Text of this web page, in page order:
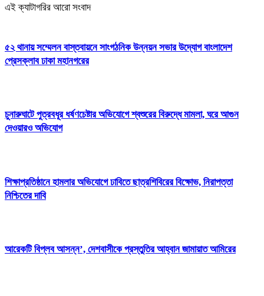
এই ক্যাটাগরির আরো সংবাদ
৫২ থানায় সম্মেলন বাস্তবায়নে সাংগঠনিক উন্নয়ন সভার উদ্যোগ বাংলাদেশ
প্রেসক্লাব ঢাকা মহানগরের
চুনারুঘাটে পুত্রবধূর ধর্ষণচেষ্টার অভিযোগে শ্বশুরের বিরুদ্ধে মামলা, ঘরে আগুন
দেওয়ারও অভিযোগ
শিক্ষাপ্রতিষ্ঠানে হামলার অভিযোগে ঢাবিতে ছাত্রশিবিরের বিক্ষোভ, নিরাপত্তা
নিশ্চিতের দাবি
আরেকটি বিপ্লব আসন্ন’, দেশবাসীকে প্রস্তুতির আহ্বান জামায়াত আমিরের